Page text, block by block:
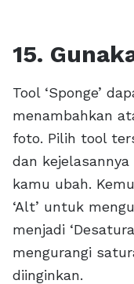
15.
Tool ‘Sponge’
menambahkan
foto. Pilih tool
dan kejelasannya
kamu ubah.
‘Alt’ untuk
menjadi
mengurangi
diinginkan.